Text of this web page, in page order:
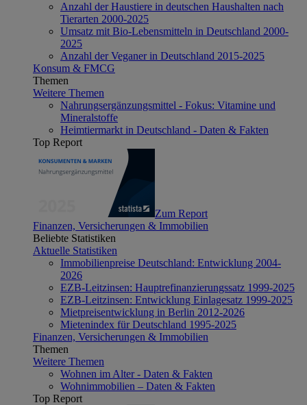
Anzahl der Haustiere in deutschen Haushalten nach
Tierarten 2000-2025
Umsatz mit Bio-Lebensmitteln in Deutschland 2000-
2025
Anzahl der Veganer in Deutschland 2015-2025
Konsum & FMCG
Themen
Weitere Themen
Nahrungsergänzungsmittel - Fokus: Vitamine und
Mineralstoffe
Heimtiermarkt in Deutschland - Daten & Fakten
Top Report
Zum Report
Finanzen, Versicherungen & Immobilien
Beliebte Statistiken
Aktuelle Statistiken
Immobilienpreise Deutschland: Entwicklung 2004-
2026
EZB-Leitzinsen: Hauptrefinanzierungssatz 1999-2025
EZB-Leitzinsen: Entwicklung Einlagesatz 1999-2025
Mietpreisentwicklung in Berlin 2012-2026
Mietenindex für Deutschland 1995-2025
Finanzen, Versicherungen & Immobilien
Themen
Weitere Themen
Wohnen im Alter - Daten & Fakten
Wohnimmobilien – Daten & Fakten
Top Report